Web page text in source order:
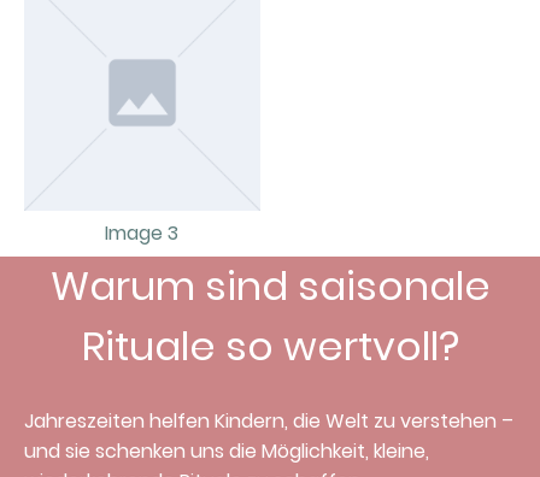
Image 3
Warum sind saisonale
Rituale so wertvoll?
Jahreszeiten helfen Kindern, die Welt zu verstehen –
und sie schenken uns die Möglichkeit, kleine,